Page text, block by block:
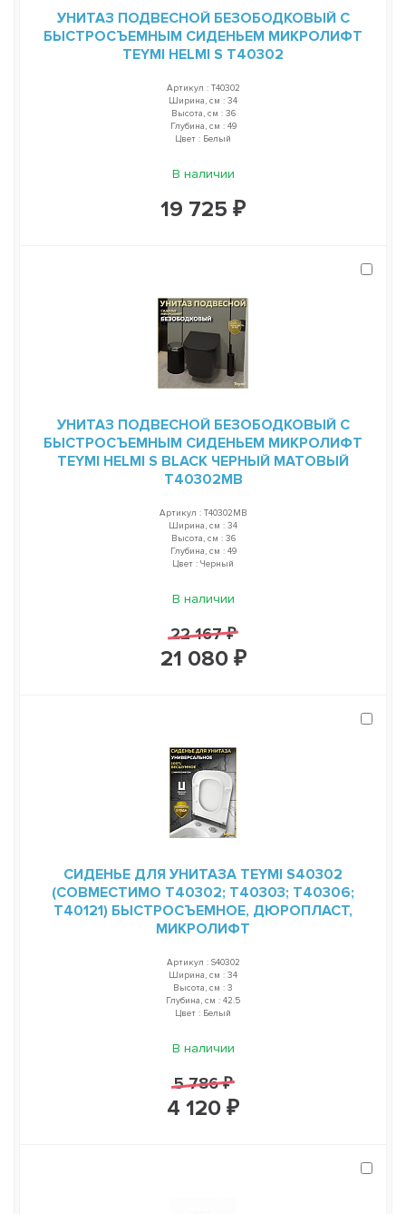
УНИТАЗ ПОДВЕСНОЙ БЕЗОБОДКОВЫЙ С
БЫСТРОСЪЕМНЫМ СИДЕНЬЕМ МИКРОЛИФТ
TEYMI HELMI S T40302
Артикул : T40302
Ширина, см : 34
Высота, см : 36
Глубина, см : 49
Цвет : Белый
В наличии
19 725 ₽
УНИТАЗ ПОДВЕСНОЙ БЕЗОБОДКОВЫЙ С
БЫСТРОСЪЕМНЫМ СИДЕНЬЕМ МИКРОЛИФТ
TEYMI HELMI S BLACK ЧЕРНЫЙ МАТОВЫЙ
T40302MB
Артикул : T40302MB
Ширина, см : 34
Высота, см : 36
Глубина, см : 49
Цвет : Черный
В наличии
22 167 ₽
21 080 ₽
СИДЕНЬЕ ДЛЯ УНИТАЗА TEYMI S40302
(СОВМЕСТИМО T40302; T40303; T40306;
T40121) БЫСТРОСЪЕМНОЕ, ДЮРОПЛАСТ,
МИКРОЛИФТ
Артикул : S40302
Ширина, см : 34
Высота, см : 3
Глубина, см : 42.5
Цвет : Белый
В наличии
5 786 ₽
4 120 ₽